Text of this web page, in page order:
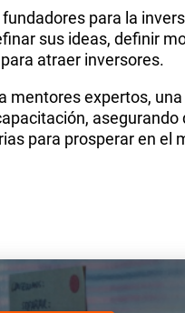
para la
sus ideas, definir
atraer inversores.
mentores expertos,
para prosperar en el